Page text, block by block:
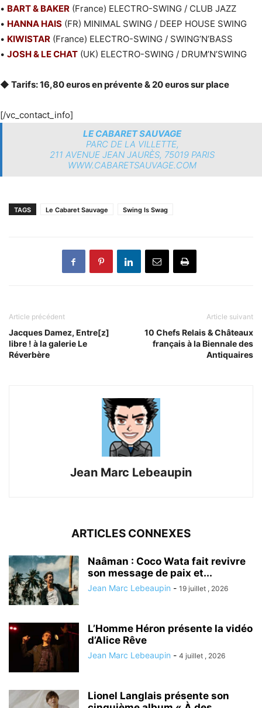
• BART & BAKER (France) ELECTRO-SWING / CLUB JAZZ
• HANNA HAIS (FR) MINIMAL SWING / DEEP HOUSE SWING
• KIWISTAR (France) ELECTRO-SWING / SWING’N’BASS
• JOSH & LE CHAT (UK) ELECTRO-SWING / DRUM’N’SWING
◆ Tarifs: 16,80 euros en prévente & 20 euros sur place
[/vc_contact_info]
LE CABARET SAUVAGE
PARC DE LA VILLETTE,
211 AVENUE JEAN JAURÈS, 75019 PARIS
WWW.CABARETSAUVAGE.COM
TAGS Le Cabaret Sauvage Swing Is Swag
Article précédent
Jacques Damez, Entre[z]
libre ! à la galerie Le
Réverbère
Article suivant
10 Chefs Relais & Châteaux
français à la Biennale des
Antiquaires
Jean Marc Lebeaupin
ARTICLES CONNEXES
Naâman : Coco Wata fait revivre
son message de paix et...
Jean Marc Lebeaupin - 19 juillet , 2026
L’Homme Héron présente la vidéo
d’Alice Rêve
Jean Marc Lebeaupin - 4 juillet , 2026
Lionel Langlais présente son